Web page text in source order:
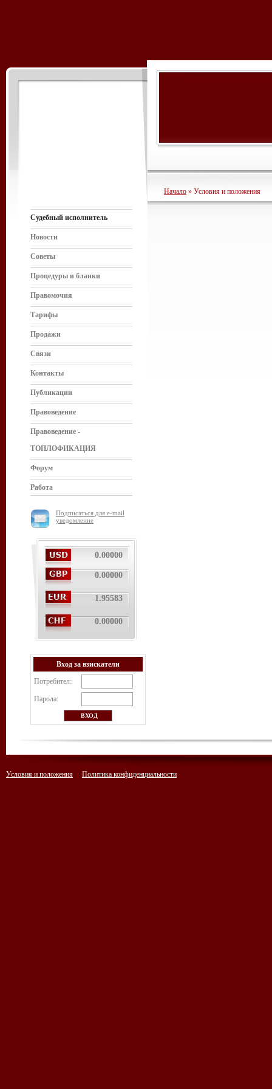
Судебный исполнитель
Новости
Советы
Процедуры и бланки
Правомочия
Тарифы
Продажи
Связи
Контакты
Публикации
Правоведение
Правоведение -
ТОПЛОФИКАЦИЯ
Форум
Работа
Подписаться для e-mail
уведомление
0.00000
0.00000
1.95583
0.00000
Вход за взискатели
Потребител:
Парола:
Начало » Условия и положения
Условия и положения Политика конфиденциальности